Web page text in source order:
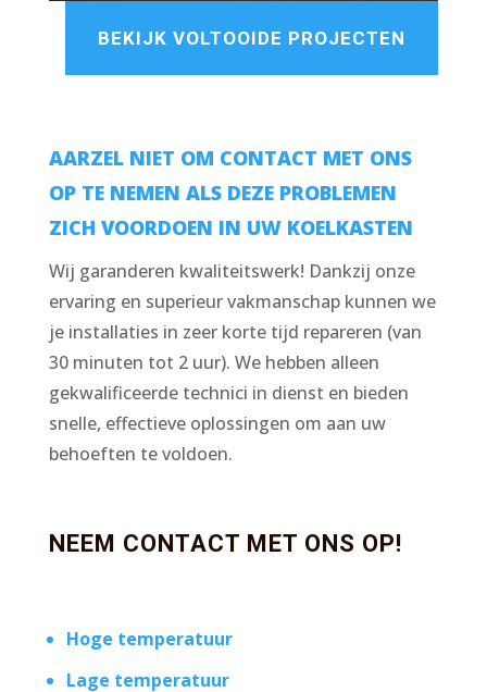
BEKIJK VOLTOOIDE PROJECTEN
AARZEL NIET OM CONTACT MET ONS
OP TE NEMEN ALS DEZE PROBLEMEN
ZICH VOORDOEN IN UW KOELKASTEN
Wij garanderen kwaliteitswerk! Dankzij onze
ervaring en superieur vakmanschap kunnen we
je installaties in zeer korte tijd repareren (van
30 minuten tot 2 uur). We hebben alleen
gekwalificeerde technici in dienst en bieden
snelle, effectieve oplossingen om aan uw
behoeften te voldoen.
NEEM CONTACT MET ONS OP!
Hoge temperatuur
Lage temperatuur